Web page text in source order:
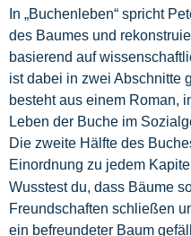
In „Buchenleben“ spricht
des Baumes und
basierend auf
ist dabei in zwei Abschnitte
besteht aus einem Roman,
Leben der Buche im
Die zweite Hälfte des
Einordnung zu jedem
Wusstest du, dass Bäume
Freundschaften schließen
ein befreundeter Baum